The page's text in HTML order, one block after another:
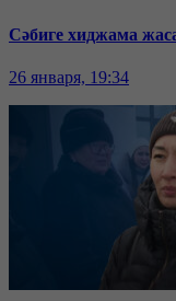
Сәбиге хиджама
26 января, 19:34